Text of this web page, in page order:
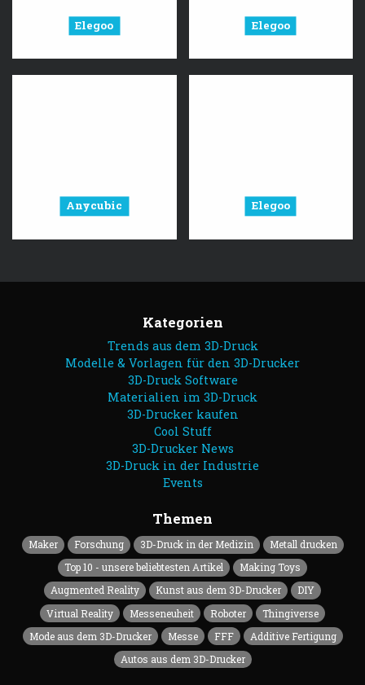
Elegoo Elegoo
Anycubic Elegoo
Kategorien
Trends aus dem 3D-Druck
Modelle & Vorlagen für den 3D-Drucker
3D-Druck Software
Materialien im 3D-Druck
3D-Drucker kaufen
Cool Stuff
3D-Drucker News
3D-Druck in der Industrie
Events
Themen
Maker Forschung 3D-Druck in der Medizin
Metall drucken
Top 10 - unsere beliebtesten Artikel
Making Toys
Augmented Reality
Kunst aus dem 3D-Drucker
DIY
Virtual Reality
Messeneuheit Roboter
Thingiverse
Mode aus dem 3D-Drucker
Messe FFF
Additive Fertigung
Autos aus dem 3D-Drucker